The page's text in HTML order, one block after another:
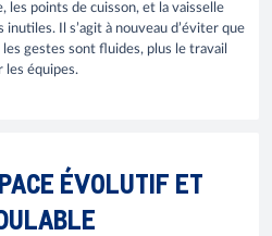
les points de cuisson, et la vaisselle
Il s’agit à nouveau d’éviter que
gestes sont fluides, plus le travail
les équipes.
ÉVOLUTIF ET